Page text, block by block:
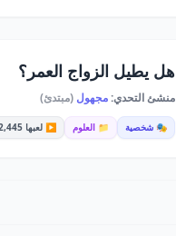
هل يطيل الزواج العمر؟
منشئ التحدي:مجهول (مبتدئ)
🎭 شخصية 📁 العلوم ▶️ لعبها 2,445